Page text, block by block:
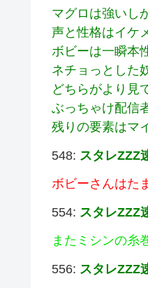
マグロは強いし
声と性格はイケ
ボビーは一瞬本
ネチョっとした
どちらがより見
ぶっちゃけ配信
残りの要素はマ
548: スタレZZZ
ボビーさんはた
554: スタレZZZ
またミシンの糸
556: スタレZZZ